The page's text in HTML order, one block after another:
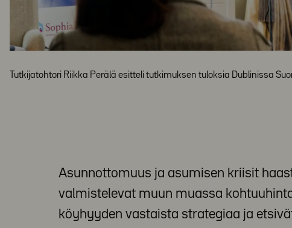
Tutkijatohtori Riikka Perälä esitteli tutkimuksen tuloksia Dublinissa
Asunnottomuus ja asumisen kriisit
valmistelevat muun muassa
köyhyyden vastaista strategiaa ja